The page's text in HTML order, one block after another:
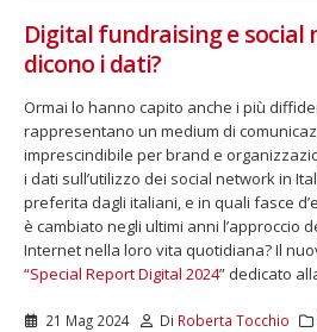
Digital fundraising e social
dicono i dati?
Ormai lo hanno capito anche i più
rappresentano un medium di
imprescindibile per brand e
i dati sull’utilizzo dei social network in
preferita dagli italiani, e in quali fasce
è cambiato negli ultimi anni l’approccio
Internet nella loro vita quotidiana? Il
“Special Report Digital 2024” dedicato
21 Mag 2024 Di Roberta Tocchio